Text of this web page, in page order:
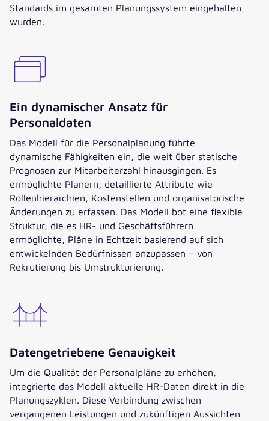
Standards im gesamten Planungssystem eingehalten
wurden.
Ein dynamischer Ansatz für
Personaldaten
Das Modell für die Personalplanung führte
dynamische Fähigkeiten ein, die weit über statische
Prognosen zur Mitarbeiterzahl hinausgingen. Es
ermöglichte Planern, detaillierte Attribute wie
Rollenhierarchien, Kostenstellen und organisatorische
Änderungen zu erfassen. Das Modell bot eine flexible
Struktur, die es HR- und Geschäftsführern
ermöglichte, Pläne in Echtzeit basierend auf sich
entwickelnden Bedürfnissen anzupassen – von
Rekrutierung bis Umstrukturierung.
Datengetriebene Genauigkeit
Um die Qualität der Personalpläne zu erhöhen,
integrierte das Modell aktuelle HR-Daten direkt in die
Planungszyklen. Diese Verbindung zwischen
vergangenen Leistungen und zukünftigen Aussichten